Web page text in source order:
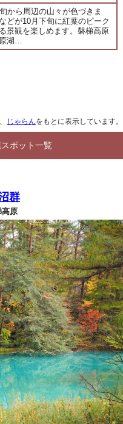
から周辺の山々が色づきま
どが10月下旬に紅葉のピーク
景観を楽しめます。磐梯高原
湖…
じゃらんをもとに表示しています。
スポット一覧
群
原